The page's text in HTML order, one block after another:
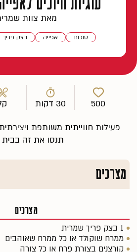
מאת צוות
סוכות אפייה בצק פריך
500 30 דקות
פעילות חווייתית משותפת
תנסו את זה בבית
מצרכים
מצרכים
1 בצק פריך שמרית
ממרח שוקולד או כל ממרח שאוהבים
קורצנים בצורת פרח או כל צורה